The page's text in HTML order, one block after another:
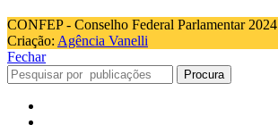
CONFEP - Conselho Federal Parlamentar 2024
Criação: Agência Vanelli
Fechar
Procura